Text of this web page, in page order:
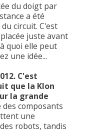
du doigt par
a été
circuit. C'est
juste avant
quoi elle peut
une idée...
C'est
que la Klon
la grande
composants
une
robots, tandis